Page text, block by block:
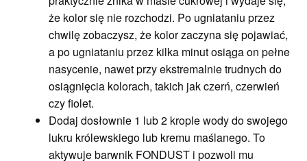
że kolor się nie rozchodzi. Po ugniataniu przez
chwilę zobaczysz, że kolor zaczyna się pojawiać,
a po ugniataniu przez kilka minut osiąga on pełne
nasycenie, nawet przy ekstremalnie trudnych do
osiągnięcia kolorach, takich jak czerń, czerwień
czy fiolet.
Dodaj dosłownie 1 lub 2 krople wody do swojego
lukru królewskiego lub kremu maślanego. To
aktywuje barwnik FONDUST i pozwoli mu